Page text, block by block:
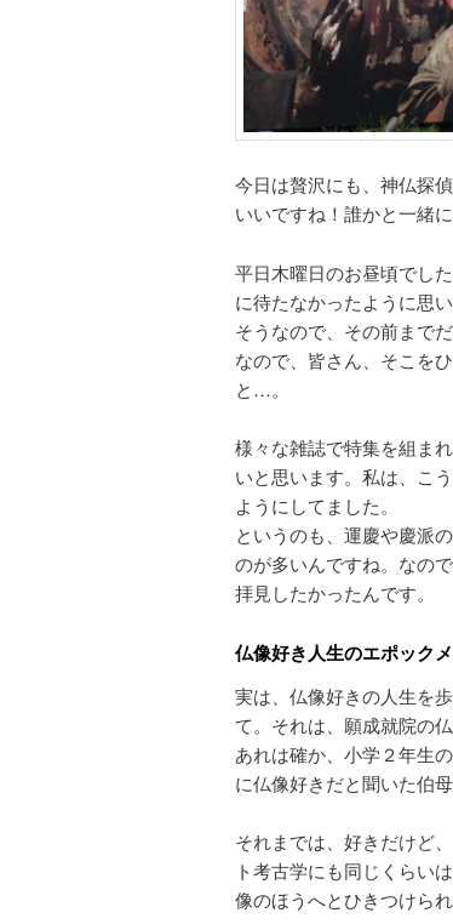
今日は贅沢にも、神仏探
いいですね！誰かと一緒
平日木曜日のお昼頃でし
に待たなかったように思
そうなので、その前まで
なので、皆さん、そこを
と…。
様々な雑誌で特集を組ま
いと思います。私は、こ
ようにしてました。
というのも、運慶や慶派
のが多いんですね。なの
拝見したかったんです。
仏像好き人生のエポック
実は、仏像好きの人生を
て。それは、願成就院の仏
あれは確か、小学２年生
に仏像好きだと聞いた伯
それまでは、好きだけど
ト考古学にも同じくらい
像のほうへとひきつけら